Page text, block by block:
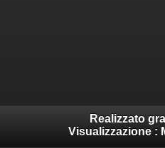
Realizzato
Visualizzazione :